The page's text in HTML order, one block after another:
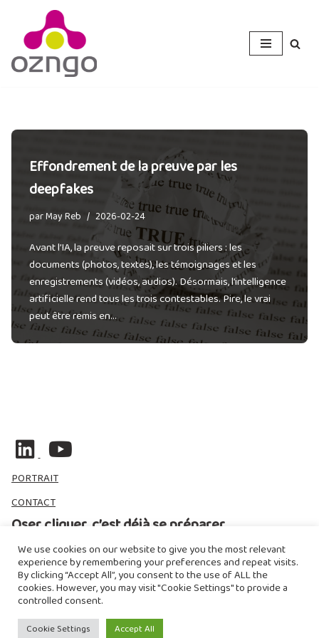
Aller
au
contenu
Effondrement de la preuve par les
deepfakes
parMay Reb 2026-02-24
Avant l’IA, la preuve reposait sur trois piliers : les
documents (photos, textes), les témoignages et les
enregistrements (vidéos, audios). Désormais, l’intelligence
artificielle rend tous les trois contestables. Pire, le vrai
peut être remis en…
PORTRAIT
CONTACT
Oser cliquer, c’est déjà se préparer
Y
o
u
johnsmith@example.com Submit
We use cookies on our website to give you the most relevant
experience by remembering your preferences and repeat visits.
By clicking “Accept All”, you consent to the use of ALL the
cookies. However, you may visit "Cookie Settings" to provide a
controlled consent.
Cookie Settings Accept All